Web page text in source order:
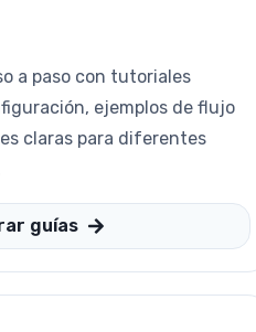
a paso con tutoriales
ejemplos de flujo
claras para diferentes
guías